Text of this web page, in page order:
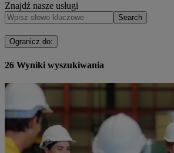
Znajdź nasze usługi
Search
Ogranicz do:
26 Wyniki wyszukiwania